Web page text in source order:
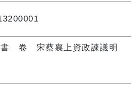
書 卷 宋蔡襄上資政諫議明